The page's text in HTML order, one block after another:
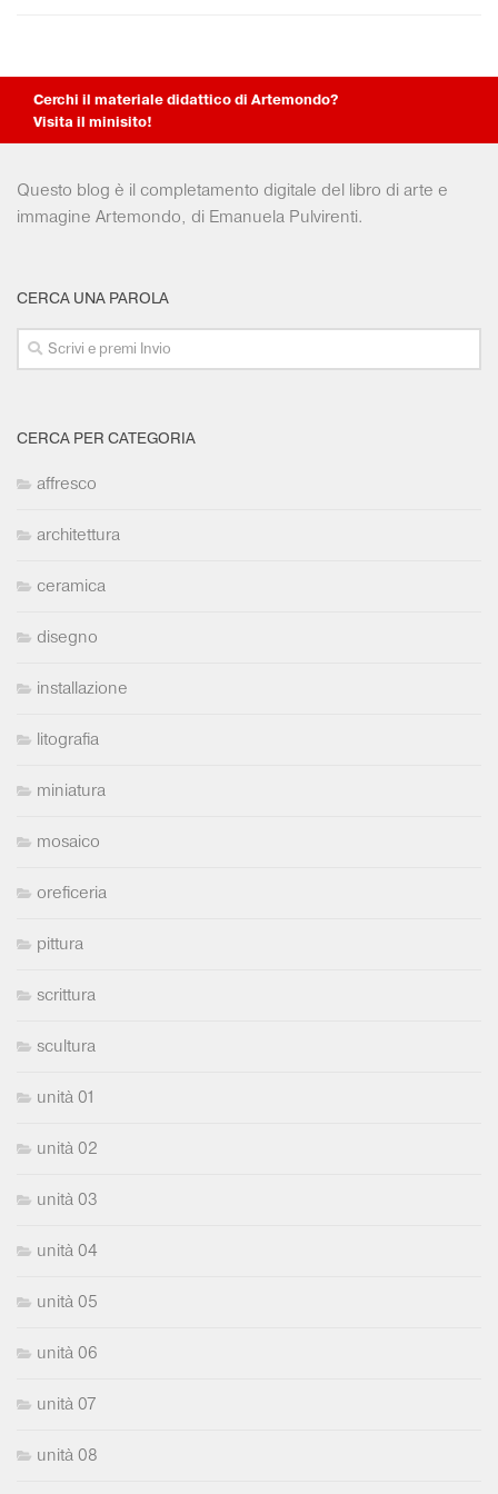
Instagram
Instagram scuola
Mail
Cerchi il materiale didattico di Artemondo?
Visita il minisito!
Questo blog è il completamento digitale del libro di arte e
immagine Artemondo, di Emanuela Pulvirenti.
CERCA UNA PAROLA
CERCA PER CATEGORIA
affresco
architettura
ceramica
disegno
installazione
litografia
miniatura
mosaico
oreficeria
pittura
scrittura
scultura
unità 01
unità 02
unità 03
unità 04
unità 05
unità 06
unità 07
unità 08